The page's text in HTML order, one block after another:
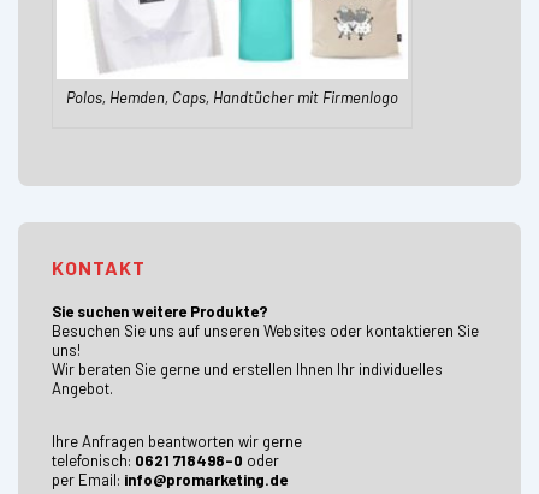
Polos, Hemden, Caps, Handtücher mit Firmenlogo
KONTAKT
Sie suchen weitere Produkte?
Besuchen Sie uns auf unseren Websites oder kontaktieren Sie
uns!
Wir beraten Sie gerne und erstellen Ihnen Ihr individuelles
Angebot.
Ihre Anfragen beantworten wir gerne
telefonisch: 0621 718498-0 oder
per Email: info@promarketing.de